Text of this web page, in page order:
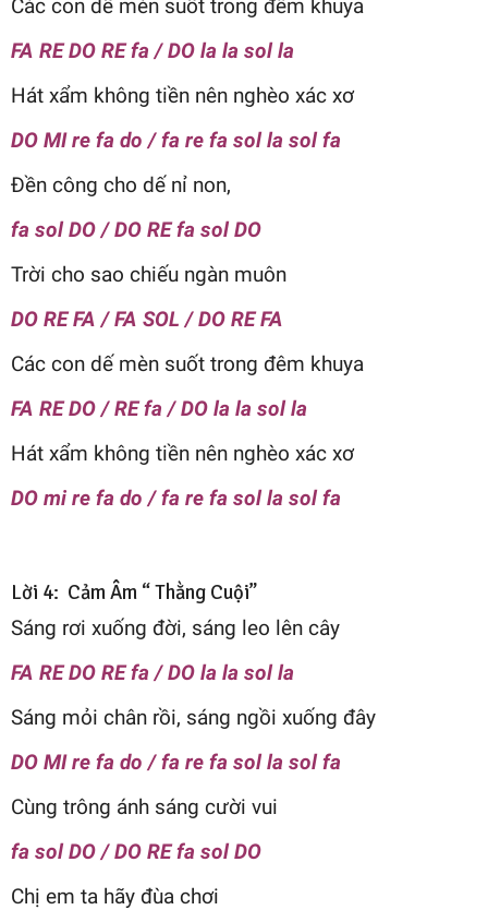
Các con dế mèn suốt trong đêm khuya
FA RE DO RE fa / DO la la sol la
Hát xẩm không tiền nên nghèo xác xơ
DO MI re fa do / fa re fa sol la sol fa
Đền công cho dế nỉ non,
fa sol DO / DO RE fa sol DO
Trời cho sao chiếu ngàn muôn
DO RE FA / FA SOL / DO RE FA
Các con dế mèn suốt trong đêm khuya
FA RE DO / RE fa / DO la la sol la
Hát xẩm không tiền nên nghèo xác xơ
DO mi re fa do / fa re fa sol la sol fa
Lời 4: Cảm Âm “ Thằng Cuội”
Sáng rơi xuống đời, sáng leo lên cây
FA RE DO RE fa / DO la la sol la
Sáng mỏi chân rồi, sáng ngồi xuống đây
DO MI re fa do / fa re fa sol la sol fa
Cùng trông ánh sáng cười vui
fa sol DO / DO RE fa sol DO
Chị em ta hãy đùa chơi